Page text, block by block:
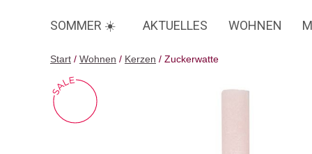
SOMMER ☀️ AKTUELLES WOHNEN
Start / Wohnen / Kerzen / Zuckerwatte